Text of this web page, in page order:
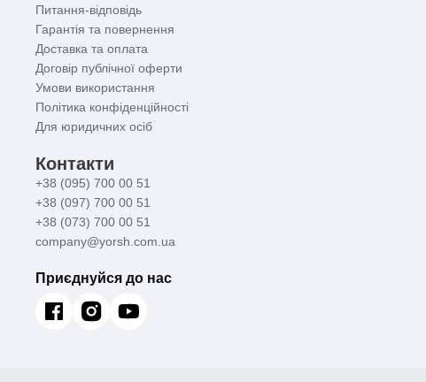
Питання-відповідь
Гарантія та повернення
Доставка та оплата
Договір публічної оферти
Умови використання
Політика конфіденційності
Для юридичних осіб
Контакти
+38 (095) 700 00 51
+38 (097) 700 00 51
+38 (073) 700 00 51
company@yorsh.com.ua
Приєднуйся до нас